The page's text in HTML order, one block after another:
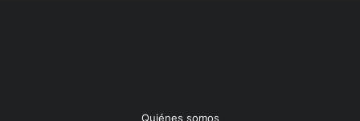
Quiénes somos